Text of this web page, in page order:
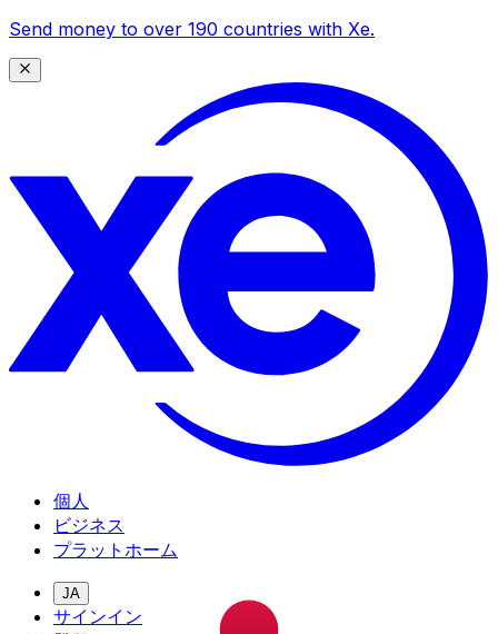
Send money to over 190 countries with Xe.
個人
ビジネス
プラットホーム
JA
サインイン